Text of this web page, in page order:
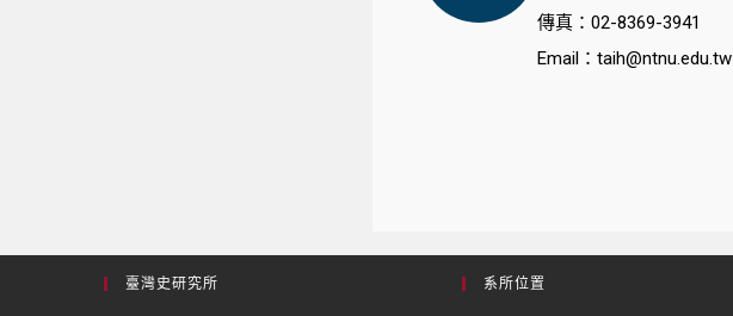
傳真：02-8369-3941
Email：taih@ntnu.edu.tw​
臺灣史研究所 系所位置